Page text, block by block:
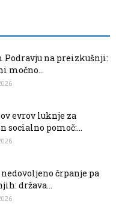
Podravju na preizkušnji:
močno...
evrov luknje za
socialno pomoč:...
črpanje pa
država...